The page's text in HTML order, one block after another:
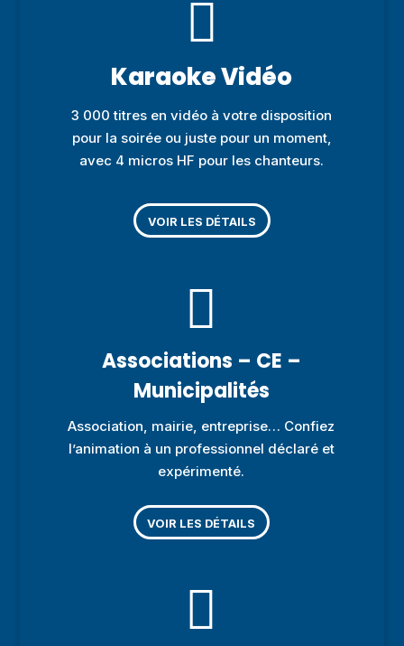

Karaoke Vidéo
3 000 titres en vidéo à votre disposition
pour la soirée ou juste pour un moment,
avec 4 micros HF pour les chanteurs.
VOIR LES DÉTAILS

Associations – CE –
Municipalités
Association, mairie, entreprise… Confiez
l’animation à un professionnel déclaré et
expérimenté.
VOIR LES DÉTAILS
